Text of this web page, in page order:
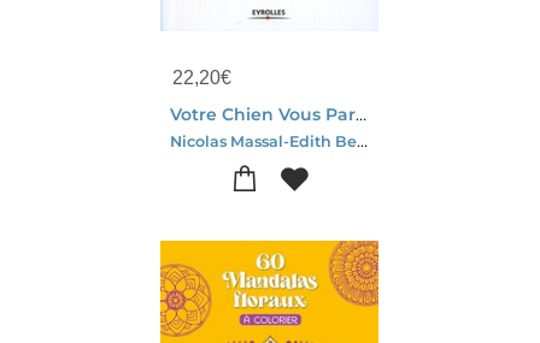
22,20€
Votre Chien Vous Parle ! Guide Pratique Du Comportement Du Chien
Nicolas Massal-Edith Beaumont-graff